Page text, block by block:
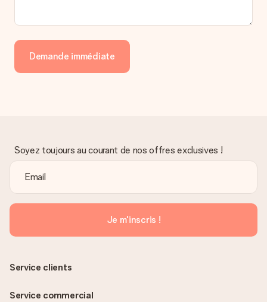
Demande immédiate
Soyez toujours au courant de nos offres exclusives !
Je m'inscris !
Service clients
Service commercial